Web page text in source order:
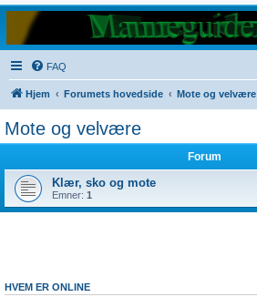
FAQ
Hjem Forumets hovedside Mote og velvære
Mote og velvære
Forum
Klær, sko og mote
Emner: 1
HVEM ER ONLINE